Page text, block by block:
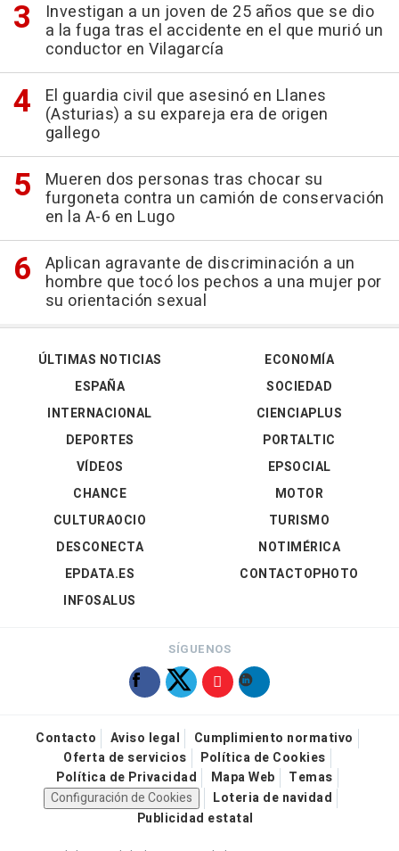
Investigan a un joven de 25 años que se dio
a la fuga tras el accidente en el que murió un
conductor en Vilagarcía
El guardia civil que asesinó en Llanes
(Asturias) a su expareja era de origen
gallego
Mueren dos personas tras chocar su
furgoneta contra un camión de conservación
en la A-6 en Lugo
Aplican agravante de discriminación a un
hombre que tocó los pechos a una mujer por
su orientación sexual
ÚLTIMAS NOTICIAS
ESPAÑA
INTERNACIONAL
DEPORTES
VÍDEOS
ECONOMÍA
SOCIEDAD
CIENCIAPLUS
PORTALTIC
EPSOCIAL
CHANCE
CULTURAOCIO
DESCONECTA
EPDATA.ES
INFOSALUS
MOTOR
TURISMO
NOTIMÉRICA
CONTACTOPHOTO
SÍGUENOS
Contacto Aviso legal
Cumplimiento normativo
Oferta de servicios
Política de Cookies
Política de Privacidad
Mapa Web
Temas
Configuración de Cookies
Loteria de navidad
Publicidad estatal